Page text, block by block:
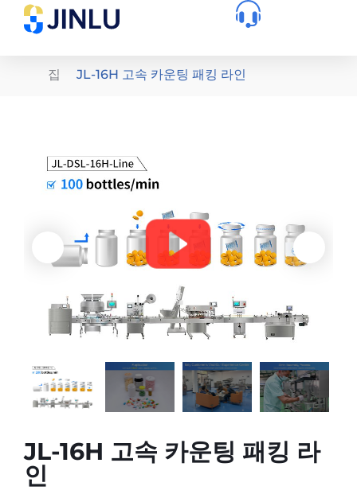
집 JL-16H 고속 카운팅 패킹 라인
JL-16H 고속 카운팅 패킹 라
인